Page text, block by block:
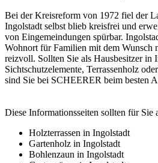
Bei der Kreisreform von 1972 fiel der
Ingolstadt selbst blieb kreisfrei und
von Eingemeindungen spürbar.
Wohnort für Familien mit dem Wunsch
reizvoll. Sollten Sie als Hausbesitzer in
Sichtschutzelemente, Terrassenholz
sind Sie bei SCHEERER beim besten
Diese Informationsseiten sollten für Sie
Holzterrassen in Ingolstadt
Gartenholz in Ingolstadt
Bohlenzaun in Ingolstadt